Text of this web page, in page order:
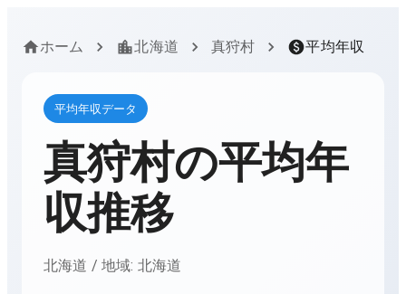
ホーム 北海道 真狩村 平均年収
平均年収データ
真狩村の平均年
収推移
北海道 / 地域: 北海道